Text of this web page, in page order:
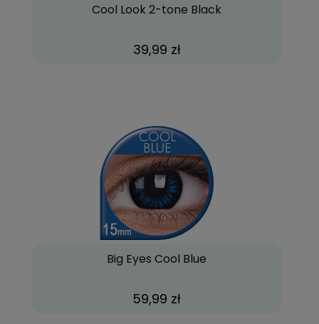
Cool Look 2-tone Black
39,99 zł
Big Eyes Cool Blue
59,99 zł